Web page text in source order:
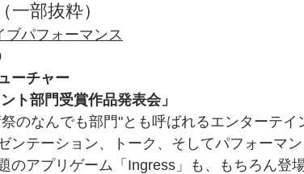
部抜粋）
ブパフォーマンス
ーチャー
ト部門受賞作品発表会」
のなんでも部門"とも呼ばれるエンターテイ
ンテーション、トーク、そしてパフォーマン
のアプリゲーム「Ingress」も、もちろん登場